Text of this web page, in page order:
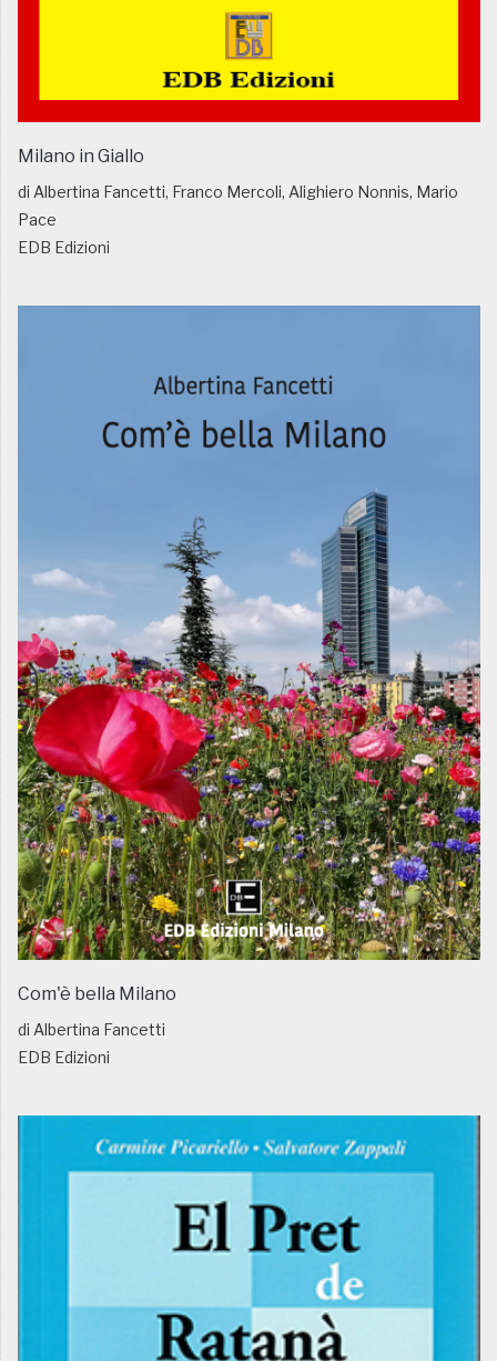
Milano in Giallo
di Albertina Fancetti, Franco Mercoli, Alighiero Nonnis, Mario
Pace
EDB Edizioni
Com'è bella Milano
di Albertina Fancetti
EDB Edizioni